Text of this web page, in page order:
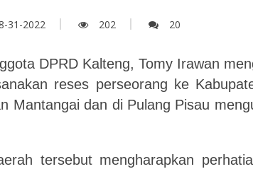
31-2022 202 20
DPRD Kalteng, Tomy Irawan
reses perseorang ke
Mantangai dan di Pulang Pisau
tersebut mengharapkan